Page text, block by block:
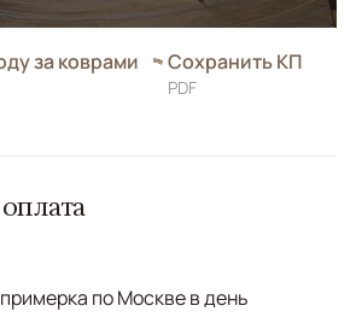
за коврами Сохранить КП
PDF
по Москве в день